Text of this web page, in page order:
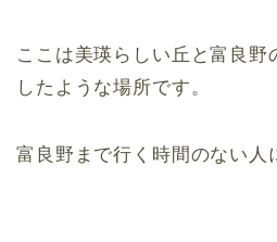
ここは美瑛らしい丘と富良野
したような場所です。
富良野まで行く時間のない人